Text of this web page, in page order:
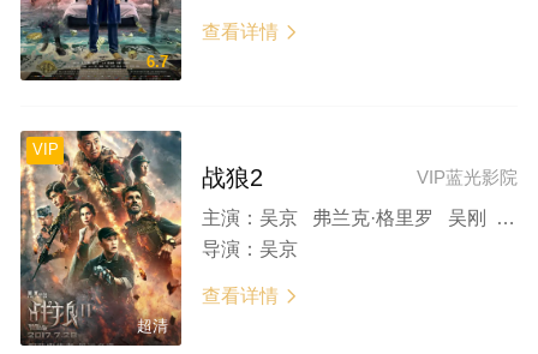
6.7
查看详情 
VIP
超清
VIP蓝光影院
战狼2
主演： 吴京 弗兰克·格里罗 吴刚 张翰 卢靖姗
导演： 吴京
查看详情 